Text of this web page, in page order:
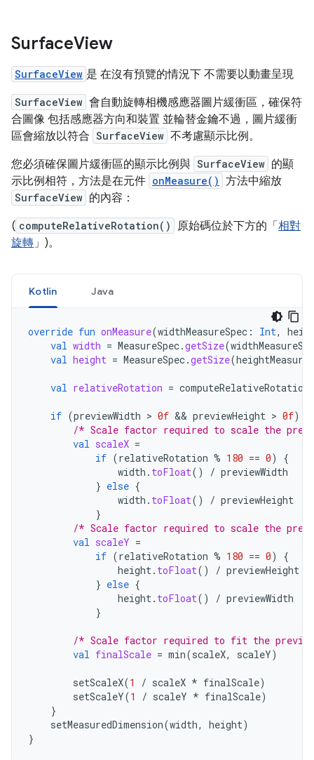
SurfaceView
SurfaceView 是 在沒有預覽的情況下 不需要以動畫呈現
SurfaceView 會自動旋轉相機感應器圖片緩衝區，確保符
合圖像 包括感應器方向和裝置 並輪替金鑰不過，圖片緩衝
區會縮放以符合 SurfaceView 不考慮顯示比例。
您必須確保圖片緩衝區的顯示比例與 SurfaceView 的顯
示比例相符，方法是在元件 onMeasure() 方法中縮放
SurfaceView 的內容：
( computeRelativeRotation() 原始碼位於下方的「 相對
旋轉」)。
Kotlin Java
override fun onMeasure(widthMeasureSpec : Int,
val width = MeasureSpec.getSize(
val height = MeasureSpec.getSize(
val relativeRotation = computeRelativeRotation
if (previewWidth > 0f && previewHeight > 0f)
/* Scale factor required to scale the
val scaleX =
if (relativeRotation % 180 == 0)
{
width . toFloat() / previewWidth
} else {
width . toFloat() / previewHeight
}
/* Scale factor required to scale the
val scaleY =
if (relativeRotation % 180 == 0)
{
height. toFloat() / previewHeight
} else {
height. toFloat() / previewWidth
}
/* Scale factor required to fit the
val finalScale = min(scaleX, scaleY)
setScaleX(1 / scaleX * finalScale)
setScaleY(1 / scaleY * finalScale)
}
setMeasuredDimension(width, height)
}